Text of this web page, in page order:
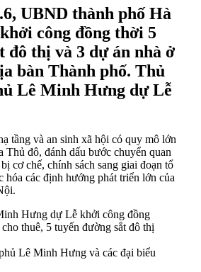
UBND thành phố Hà
công đồng thời 5
đô thị và 3 dự án nhà ở
bàn Thành phố. Thủ
Lê Minh Hưng dự Lễ
tầng và an sinh xã hội có quy mô lớn
Thủ đô, đánh dấu bước chuyển quan
cơ chế, chính sách sang giai đoạn tổ
hóa các định hướng phát triển lớn của
Lê Minh Hưng và các đại biểu